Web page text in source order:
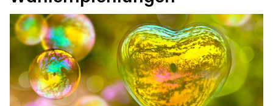
Wahlempfehlungen